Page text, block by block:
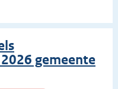
gemeente